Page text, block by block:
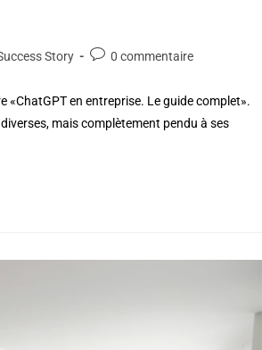
Story 0 commentaire
«ChatGPT en entreprise. Le guide complet».
mais complètement pendu à ses